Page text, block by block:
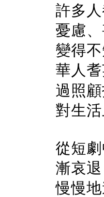
許多
憂慮
變得不
華人
過照
對生
從短
漸哀
慢慢